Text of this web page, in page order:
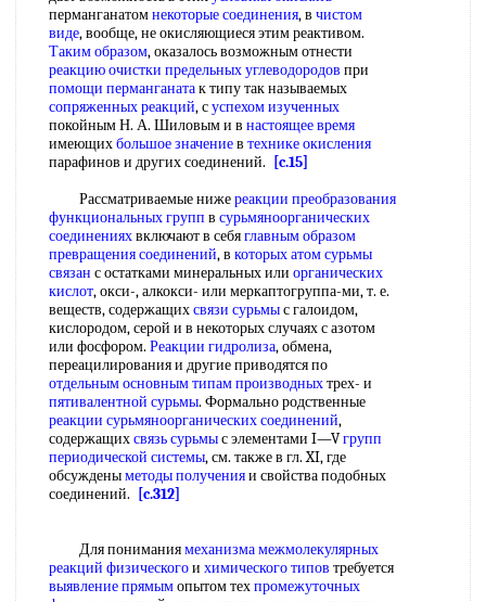
перманганатомнекоторые соединения, в чистом
виде, вообще, не окисляющиеся этим реактивом.
Таким образом, оказалось возможным отнести
реакцию очистки предельных углеводородов при
помощи перманганатак типу так называемых
сопряженных реакций, суспехом изученных
покойным Н. А. Шиловым и в настоящее время
имеющихбольшое значениев технике окисления
парафинов и других соединений.
[c.15]
Рассматриваемые нижереакции преобразования
функциональных групп в сурьмяноорганических
соединенияхвключают в себяглавным образом
превращения соединений, в которых атомсурьмы
связан с остатками минеральных или органических
кислот, окси-, алкокси- или меркаптогруппа-ми, т. е.
веществ, содержащихсвязи сурьмыс галоидом,
кислородом, серой и в некоторых случаях с азотом
или фосфором. Реакции гидролиза, обмена,
переацилирования и другие приводятся по
отдельным основнымтипам производныхтрех- и
пятивалентной сурьмы. Формально родственные
реакции сурьмяноорганических соединений,
содержащихсвязь сурьмыс элементами I—Vгрупп
периодической системы, см. также в гл. XI, где
обсужденыметоды полученияи свойства подобных
соединений.
[c.312]
Для пониманиямеханизма межмолекулярных
реакций физическогои химического типов требуется
выявление прямымопытом техпромежуточных